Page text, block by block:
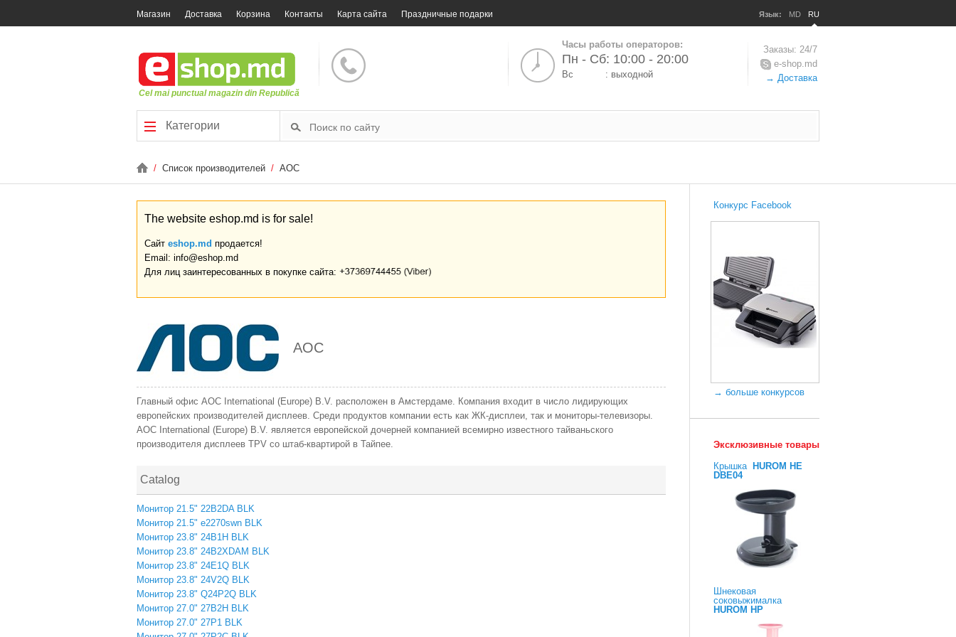
Магазин Доставка Корзина Контакты Карта сайта Праздничные подарки Язык: MD RU
Cel mai punctual magazin din Republică
Часы работы операторов:
Пн - Сб: 10:00 - 20:00
Вс : выходной
Заказы: 24/7
e-shop.md
→ Доставка
Категории
/ Список производителей / AOC
The website eshop.md is for sale!
Сайт eshop.md продается!
Email: info@eshop.md
Для лиц заинтересованных в покупке сайта:
AOC
Главный офис AOC International (Europe) B.V. расположен в Амстердаме. Компания входит в число лидирующих
европейских производителей дисплеев. Среди продуктов компании есть как ЖК-дисплеи, так и мониторы-телевизоры.
AOC International (Europe) B.V. является европейской дочерней компанией всемирно известного тайваньского
производителя дисплеев TPV со штаб-квартирой в Тайпее.
Catalog
Монитор 21.5" 22B2DA BLK
Монитор 21.5" e2270swn BLK
Монитор 23.8" 24B1H BLK
Монитор 23.8" 24B2XDAM BLK
Монитор 23.8" 24E1Q BLK
Монитор 23.8" 24V2Q BLK
Монитор 23.8" Q24P2Q BLK
Монитор 27.0" 27B2H BLK
Монитор 27.0" 27P1 BLK
Конкурс Facebook
→ больше конкурсов
Эксклюзивные товары
Крышка HUROM HE
DBE04
Шнековая
соковыжималка
HUROM HP